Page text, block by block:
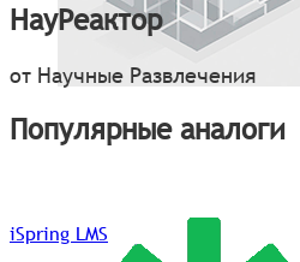
НауРеактор
от Научные Развлечения
Популярные аналоги
iSpring LMS